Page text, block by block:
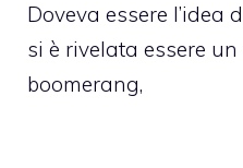
Doveva essere l’idea
si è rivelata essere
boomerang,